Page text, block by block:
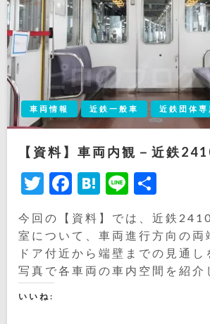
車両情報 近鉄一般車 近鉄団体専
【資料】車両内観－近鉄
Twitter
Facebook
Hatena
Line
今回の【資料】では、近鉄
室について、車両進行方向の両
ドア付近から端壁までの見通し
写真で各車両の車内空間を紹介
いいね: